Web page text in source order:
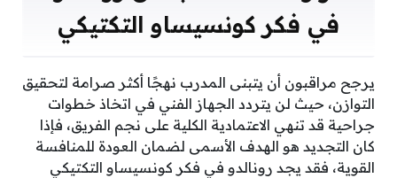
في فكر كونسيساو التكتيكي
يرجح مراقبون أن يتبنى المدرب نهجًا أكثر صرامة لتحقيق
التوازن، حيث لن يتردد الجهاز الفني في اتخاذ خطوات
جراحية قد تنهي الاعتمادية الكلية على نجم الفريق، فإذا
كان التجديد هو الهدف الأسمى لضمان العودة للمنافسة
القوية، فقد يجد رونالدو في فكر كونسيساو التكتيكي